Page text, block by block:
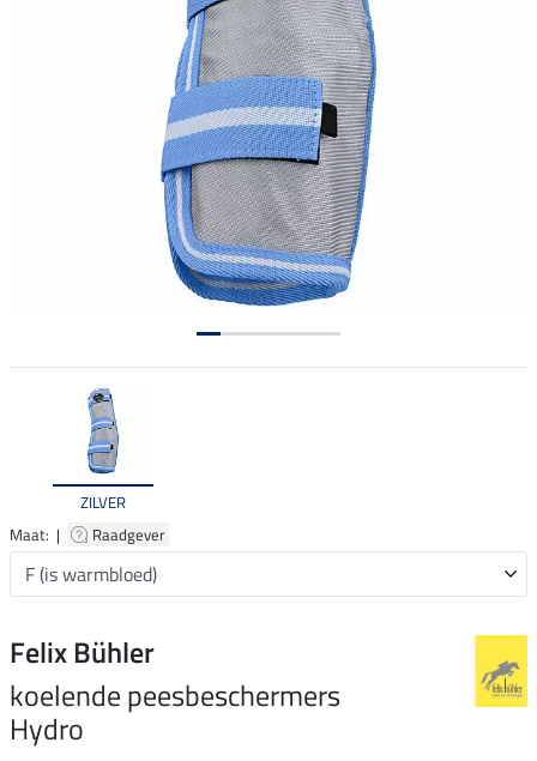
ZILVER
Maat: |
Raadgever
Felix Bühler
koelende peesbeschermers
Hydro